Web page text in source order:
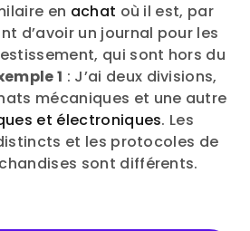
en achat où il est, par
d’avoir un journal pour les
qui sont hors du
1 : J’ai deux divisions,
mécaniques et une autre
et électroniques. Les
et les protocoles de
sont différents.